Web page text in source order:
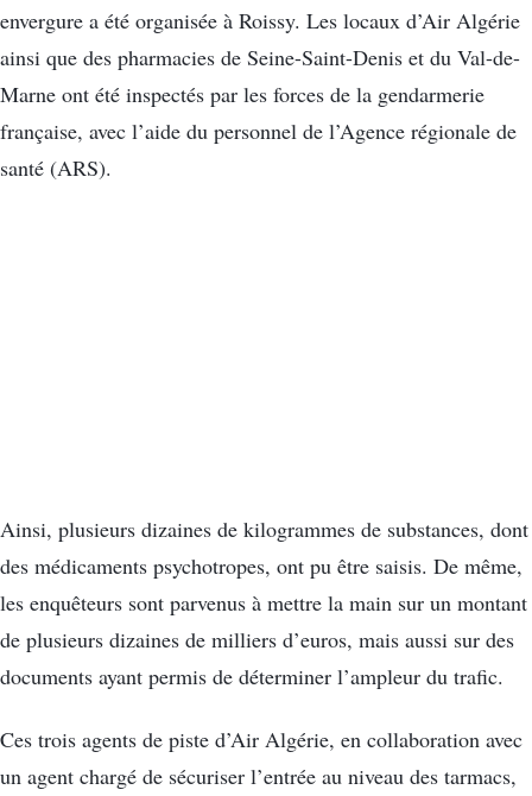
envergure a été organisée à Roissy. Les locaux d’Air Algérie
ainsi que des pharmacies de Seine-Saint-Denis et du Val-de-
Marne ont été inspectés par les forces de la gendarmerie
française, avec l’aide du personnel de l’Agence régionale de
santé (ARS).
Ainsi, plusieurs dizaines de kilogrammes de substances, dont
des médicaments psychotropes, ont pu être saisis. De même,
les enquêteurs sont parvenus à mettre la main sur un montant
de plusieurs dizaines de milliers d’euros, mais aussi sur des
documents ayant permis de déterminer l’ampleur du trafic.
Ces trois agents de piste d’Air Algérie, en collaboration avec
un agent chargé de sécuriser l’entrée au niveau des tarmacs,